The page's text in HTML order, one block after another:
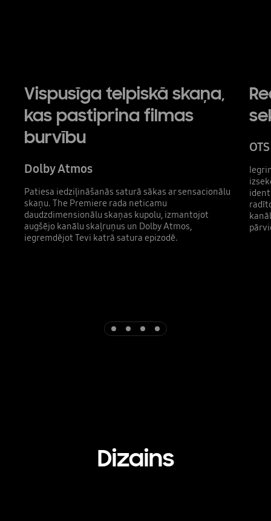
Vispusīga telpiskā skaņa,
kas pastiprina filmas
burvību
Dolby Atmos
Patiesa iedziļināšanās saturā sākas ar sensacionālu
skaņu. The Premiere rada neticamu
daudzdimensionālu skaņas kupolu, izmantojot
augšējo kanālu skaļruņus un Dolby Atmos,
iegremdējot Tevi katrā satura epizodē.
OTS
Dizains